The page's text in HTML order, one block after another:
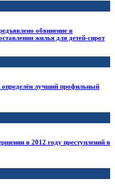
обвинение в
жилья для детей-сирот
определён лучший профильный
в 2012 году преступлений в